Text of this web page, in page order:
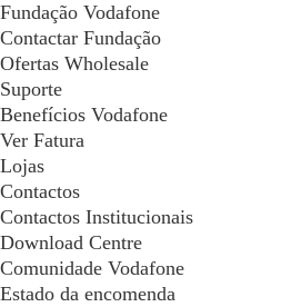
Fundação Vodafone
Contactar Fundação
Ofertas Wholesale
Suporte
Benefícios Vodafone
Ver Fatura
Lojas
Contactos
Contactos Institucionais
Download Centre
Comunidade Vodafone
Estado da encomenda